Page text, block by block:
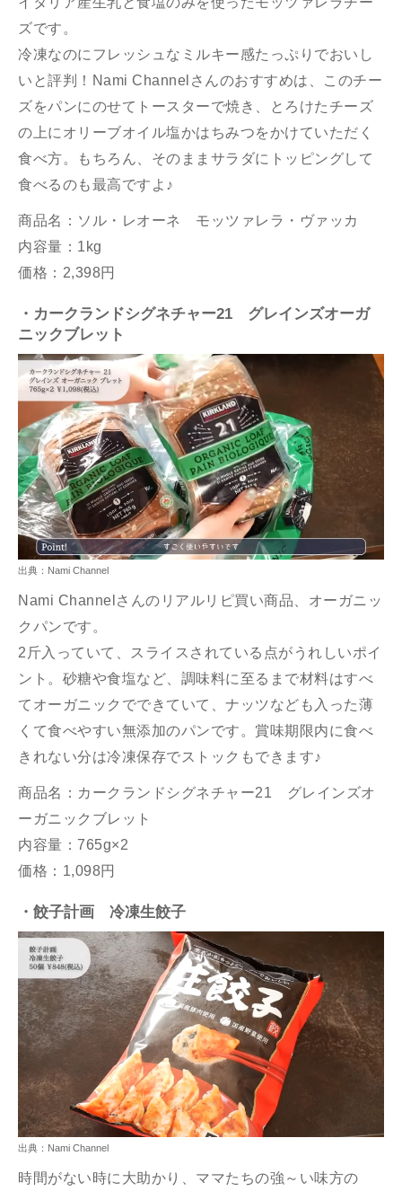
ズです。
冷凍なのにフレッシュなミルキー感たっぷりでおいし
いと評判！ Nami Channel さんのおすすめは、このチー
ズをパンにのせてトースターで焼き、とろけたチーズ
の上に オリーブオイル塩かはちみつをかけていただく
食べ方。もちろん、そのままサラダにトッピングして
食べるのも最高ですよ♪
商品名：ソル・レオーネ モッツァレラ・ヴァッカ
内容量：1kg
価格：2,398円
・カークランドシグネチャー21 グレインズオーガ
ニックブレット
出典：Nami Channel
Nami Channel さんのリアルリピ買い商品、オーガニッ
クパンです。
2斤入っていて、
スライスされている点がうれしいポイ
ント。砂糖や食塩など、調味料に至るまで材料はすべ
てオーガニックでできていて、ナッツなども入った薄
くて食べやすい無添加のパンです。賞味期限内に食べ
きれない分は冷凍保存でストックもできます♪
商品名：カークランドシグネチャー21 グレインズオ
ーガニックブレット
内容量：765g×2
価格：1,098円
・餃子計画 冷凍生餃子
出典：Nami Channel
時間がない時に大助かり、ママたちの強～い味方の